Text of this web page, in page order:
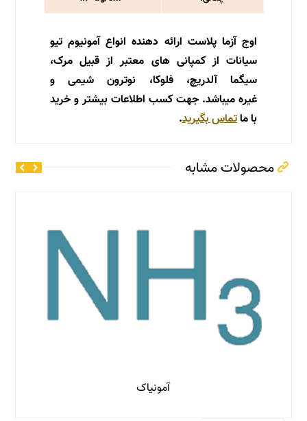
اوج آزما پلاست ارائه دهنده انواع آمونیوم تیو
سیانات از کمپانی های معتبر از قبیل مرک،
سیگما آلدریچ، فلوکا، نوترون شیمی و
غیره میباشد. جهت کسب اطلاعات بیشتر و خرید
با ماتماس بگیرید.
محصولات مشابه
آمونیاک